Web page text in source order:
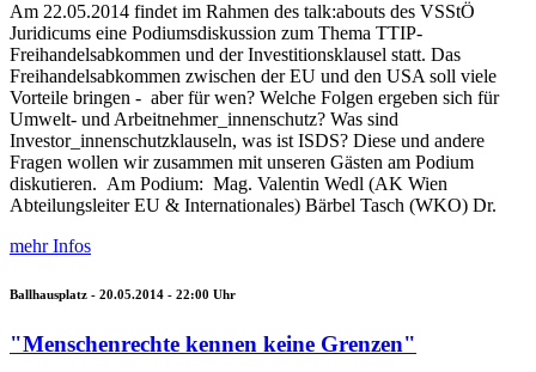
Am 22.05.2014 findet im Rahmen des talk:abouts des VSStÖ
Juridicums eine Podiumsdiskussion zum Thema TTIP-
Freihandelsabkommen und der Investitionsklausel statt. Das
Freihandelsabkommen zwischen der EU und den USA soll viele
Vorteile bringen - aber für wen? Welche Folgen ergeben sich für
Umwelt- und Arbeitnehmer_innenschutz? Was sind
Investor_innenschutzklauseln, was ist ISDS? Diese und andere
Fragen wollen wir zusammen mit unseren Gästen am Podium
diskutieren. Am Podium: Mag. Valentin Wedl (AK Wien
Abteilungsleiter EU & Internationales) Bärbel Tasch (WKO) Dr.
mehr Infos
Ballhausplatz - 20.05.2014 - 22:00 Uhr
"Menschenrechte kennen keine Grenzen"